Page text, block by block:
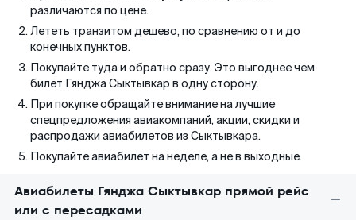
различаются по цене.
Лететь транзитом дешево, по сравнению от и до
конечных пунктов.
Покупайте туда и обратно сразу. Это выгоднее чем
билет Гянджа Сыктывкар в одну сторону.
При покупке обращайте внимание на лучшие
спецпредложения авиакомпаний, акции, скидки и
распродажи авиабилетов из Сыктывкара.
Покупайте авиабилет на неделе, а не в выходные.
Авиабилеты Гянджа Сыктывкар прямой рейс
или с пересадками